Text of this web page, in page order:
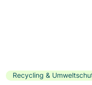
Recycling &